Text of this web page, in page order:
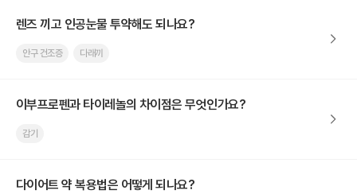
렌즈 끼고 인공눈물 투약해도 되나요?
안구 건조증 다래끼
이부프로펜과 타이레놀의 차이점은 무엇인가요?
감기
다이어트 약 복용법은 어떻게 되나요?